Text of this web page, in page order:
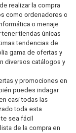
realizar la compra
como ordenadores o
o menaje
tiendas únicas
tendencias de
gama de ofertas y
diversos catálogos y
y promociones en
puedes indagar
casi todas las
toda esta
sea fácil
de la compra en